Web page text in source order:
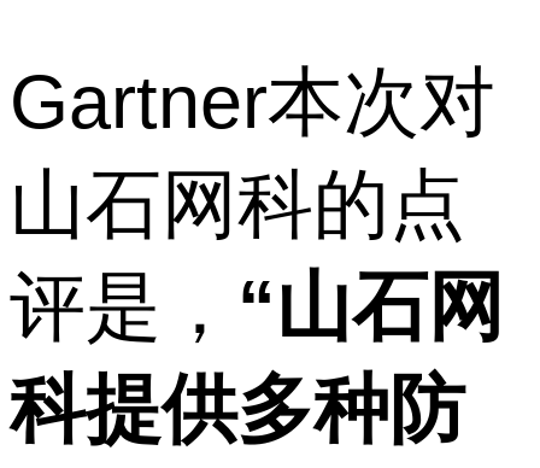
Gartner本次对
山石网科的点
评是， “山石网
科提供多种防